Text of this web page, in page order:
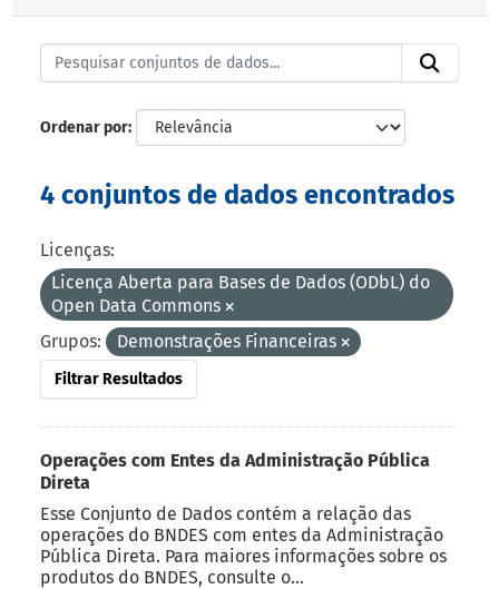
Ordenar por
4 conjuntos de dados encontrados
Licenças:
Licença Aberta para Bases de Dados (ODbL) do
Open Data Commons
Grupos:
Demonstrações Financeiras
Filtrar Resultados
Operações com Entes da Administração Pública
Direta
Esse Conjunto de Dados contém a relação das
operações do BNDES com entes da Administração
Pública Direta. Para maiores informações sobre os
produtos do BNDES, consulte o...